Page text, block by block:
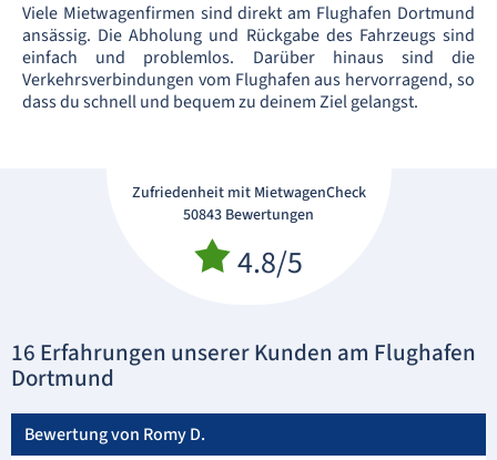
Viele Mietwagenfirmen sind direkt am Flughafen Dortmund
ansässig. Die Abholung und Rückgabe des Fahrzeugs sind
einfach und problemlos. Darüber hinaus sind die
Verkehrsverbindungen vom Flughafen aus hervorragend, so
dass du schnell und bequem zu deinem Ziel gelangst.
Zufriedenheit mit MietwagenCheck
50843 Bewertungen
4.8/5
16 Erfahrungen unserer Kunden am Flughafen
Dortmund
Bewertung von Romy D.